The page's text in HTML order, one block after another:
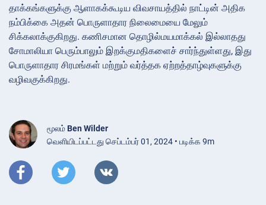
தாக்கங்களுக்கு ஆளாகக்கூடிய விவசாயத்தில் நாட்டின் அதிக
நம்பிக்கை அதன் பொருளாதார நிலைமையை மேலும்
சிக்கலாக்குகிறது. கணிசமான தொழில்மயமாக்கல் இல்லாதது
சோமாலியா பெரும்பாலும் இறக்குமதிகளைச் சார்ந்துள்ளது, இது
பொருளாதார சிரமங்கள் மற்றும் வர்த்தக ஏற்றத்தாழ்வுகளுக்கு
வழிவகுக்கிறது.
மூலம் Ben Wilder
வெளியிடப்பட்டது செப்டம்பர் 01, 2024 • படிக்க 9m